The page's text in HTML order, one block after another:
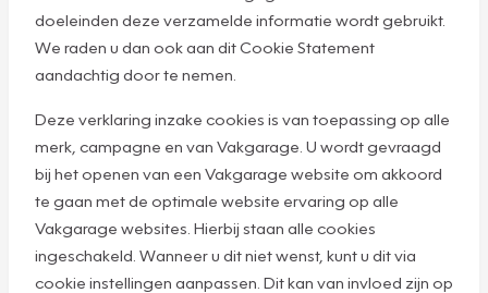
doeleinden deze verzamelde informatie wordt gebruikt.
We raden u dan ook aan dit Cookie Statement
aandachtig door te nemen.
Deze verklaring inzake cookies is van toepassing op alle
merk, campagne en van Vakgarage. U wordt gevraagd
bij het openen van een Vakgarage website om akkoord
te gaan met de optimale website ervaring op alle
Vakgarage websites. Hierbij staan alle cookies
ingeschakeld. Wanneer u dit niet wenst, kunt u dit via
cookie instellingen aanpassen. Dit kan van invloed zijn op